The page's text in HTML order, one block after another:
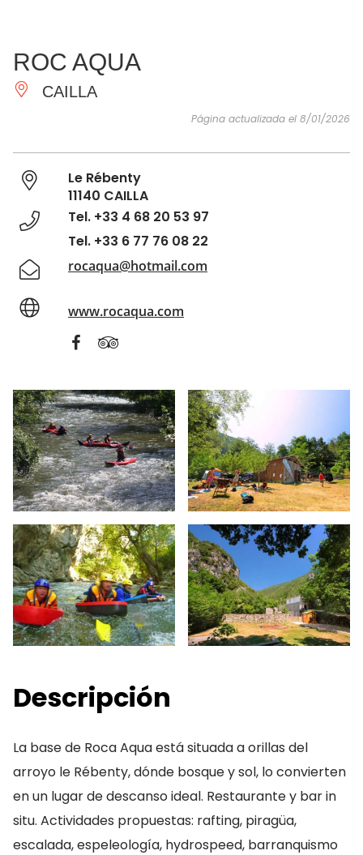
IMPRESCINDIBLES
ROC AQUA
CAILLA
Página actualizada el 8/01/2026
Le Rébenty
11140 CAILLA
Tel. +33 4 68 20 53 97
Tel. +33 6 77 76 08 22
rocaqua@hotmail.com
www.rocaqua.com
Descripción
La base de Roca Aqua está situada a orillas del
arroyo le Rébenty, dónde bosque y sol, lo convierten
en un lugar de descanso ideal. Restaurante y bar in
situ. Actividades propuestas: rafting, piragüa,
escalada, espeleología, hydrospeed, barranquismo